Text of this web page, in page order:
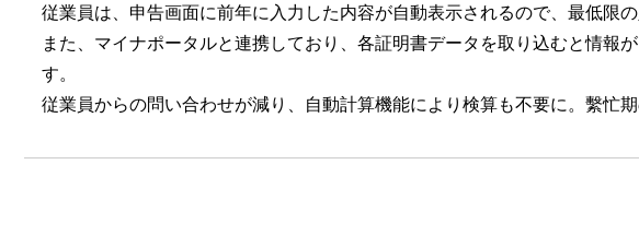
従業員は、申告画面に前年に入力した内容が自動表示されるので、最低限の
また、マイナポータルと連携しており、各証明書データを取り込むと情報
す。
従業員からの問い合わせが減り、自動計算機能により検算も不要に。繫忙